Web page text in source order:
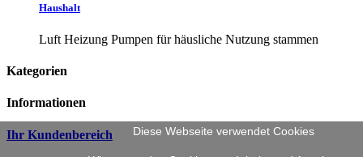
Haushalt
Luft Heizung Pumpen für häusliche Nutzung stammen
Kategorien
Informationen
Ihr Kundenbereich Diese Webseite verwendet Cookies